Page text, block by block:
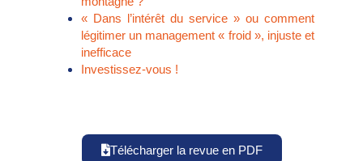
« Dans l’intérêt du service » ou comment
légitimer un management « froid », injuste et
inefficace
Investissez-vous !
Télécharger la revue en PDF